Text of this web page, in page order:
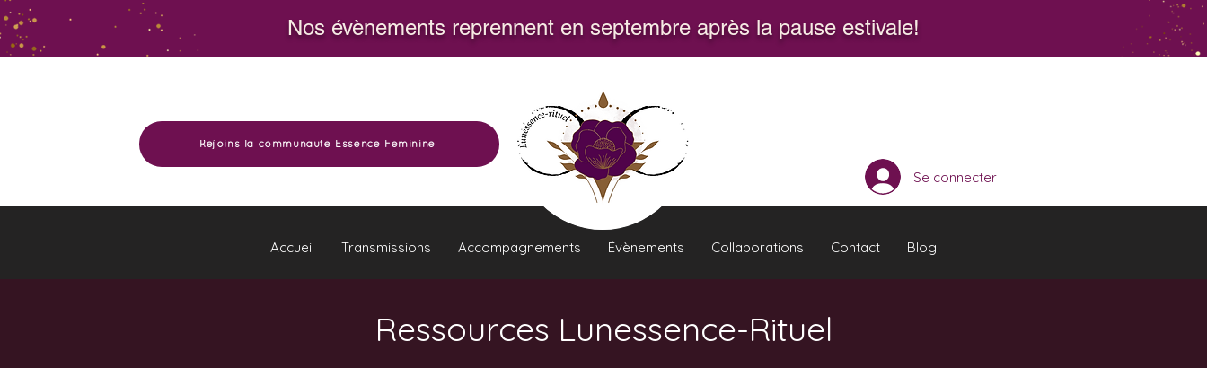
Nos évènements reprennent en septembre après la pause estivale!
Accueil Transmissions Accompagnements Évènements Collaborations Contact Blog
Rejoins la communauté Essence Féminine
Se connecter
Ressources Lunessence-Rituel